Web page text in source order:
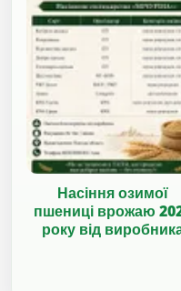
Насіння озимої
пшениці врожаю
року від